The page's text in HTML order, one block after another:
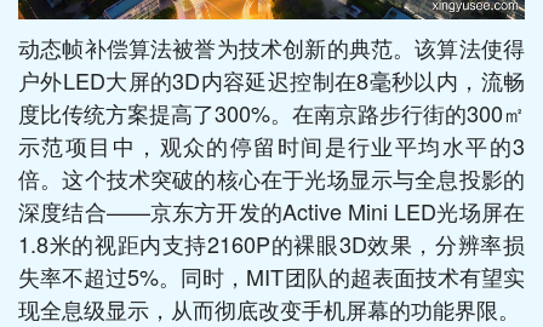
动态帧补偿算法被誉为技术创新的典范。该算法使得
户外LED大屏的3D内容延迟控制在8毫秒以内，流畅
度比传统方案提高了300%。在南京路步行街的300㎡
示范项目中，观众的停留时间是行业平均水平的3
倍。这个技术突破的核心在于光场显示与全息投影的
深度结合——京东方开发的Active Mini LED光场屏在
1.8米的视距内支持2160P的裸眼3D效果，分辨率损
失率不超过5%。同时，MIT团队的超表面技术有望实
现全息级显示，从而彻底改变手机屏幕的功能界限。